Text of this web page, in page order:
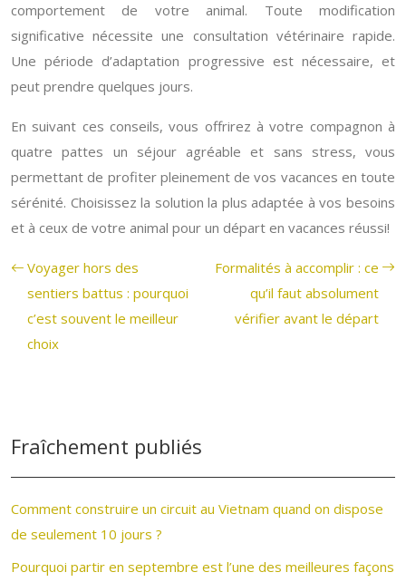
comportement de votre animal. Toute modification
significative nécessite une consultation vétérinaire rapide.
Une période d’adaptation progressive est nécessaire, et
peut prendre quelques jours.
En suivant ces conseils, vous offrirez à votre compagnon à
quatre pattes un séjour agréable et sans stress, vous
permettant de profiter pleinement de vos vacances en toute
sérénité. Choisissez la solution la plus adaptée à vos besoins
et à ceux de votre animal pour un départ en vacances réussi!
Voyager hors des
sentiers battus : pourquoi
c’est souvent le meilleur
choix
Formalités à accomplir : ce
qu’il faut absolument
vérifier avant le départ
Fraîchement publiés
Comment construire un circuit au Vietnam quand on dispose
de seulement 10 jours ?
Pourquoi partir en septembre est l’une des meilleures façons